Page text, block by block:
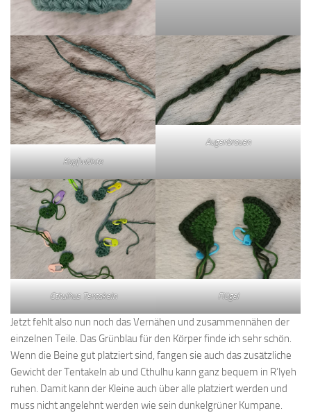
Kopfwülste
Augenbrauen
Cthulhus Tentakeln Flügel
Jetzt fehlt also nun noch das Vernähen und zusammennähen der
einzelnen Teile. Das Grünblau für den Körper finde ich sehr schön.
Wenn die Beine gut platziert sind, fangen sie auch das zusätzliche
Gewicht der Tentakeln ab und Cthulhu kann ganz bequem in R’lyeh
ruhen. Damit kann der Kleine auch über alle platziert werden und
muss nicht angelehnt werden wie sein dunkelgrüner Kumpane.